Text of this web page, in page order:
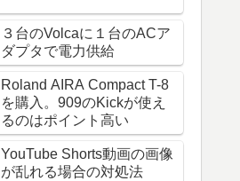
３台のVolcaに１台のACア
ダプタで電力供給
Roland AIRA Compact T-8
を購入。909のKickが使え
るのはポイント高い
YouTube Shorts動画の画像
が乱れる場合の対処法